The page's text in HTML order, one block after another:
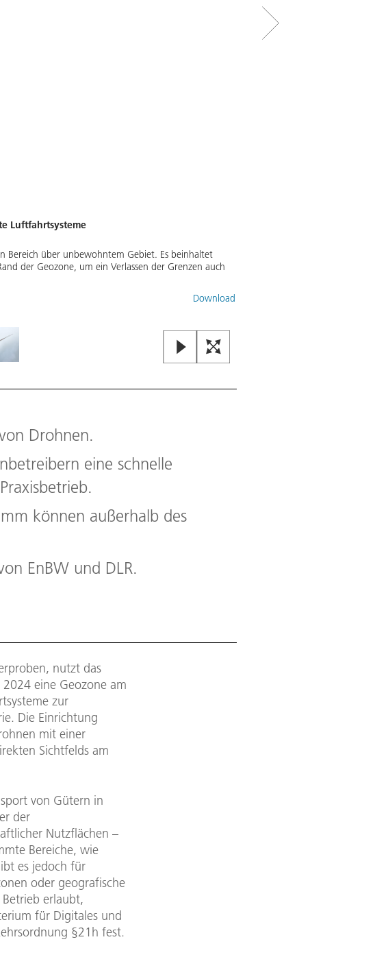
Luftfahrtsysteme
Bereich über unbewohntem Gebiet. Es beinhaltet
der Geozone, um ein Verlassen der Grenzen auch
Download
Drohnen.
eine schnelle
können außerhalb des
EnBW und DLR.
nutzt das
eine Geozone am
zur
Die Einrichtung
mit einer
Sichtfelds am
von Gütern in
der
Nutzflächen –
Bereiche, wie
es jedoch für
oder geografische
erlaubt,
für Digitales und
§21h fest.